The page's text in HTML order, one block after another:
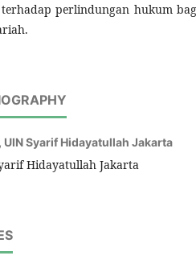
perlindungan hukum
UIN Syarif Hidayatullah Jakarta
Hidayatullah Jakarta